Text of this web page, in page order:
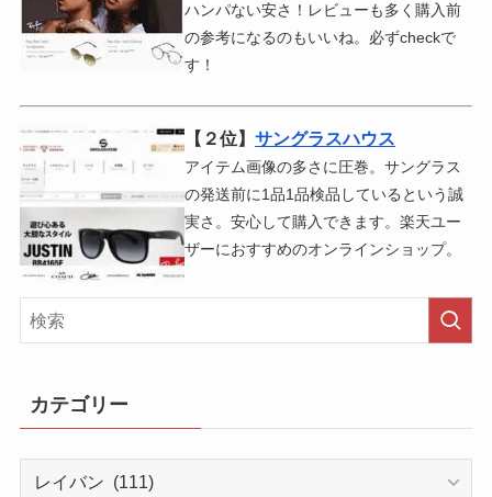
ハンパない安さ！レビューも多く購入前
の参考になるのもいいね。必ずcheckで
す！
【２位】 サングラスハウス
アイテム画像の多さに圧巻。サングラス
の発送前に1品1品検品しているという誠
実さ。安心して購入できます。楽天ユー
ザーにおすすめのオンラインショップ。
カテゴリー